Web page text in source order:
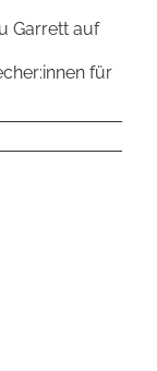
Garrett auf
für